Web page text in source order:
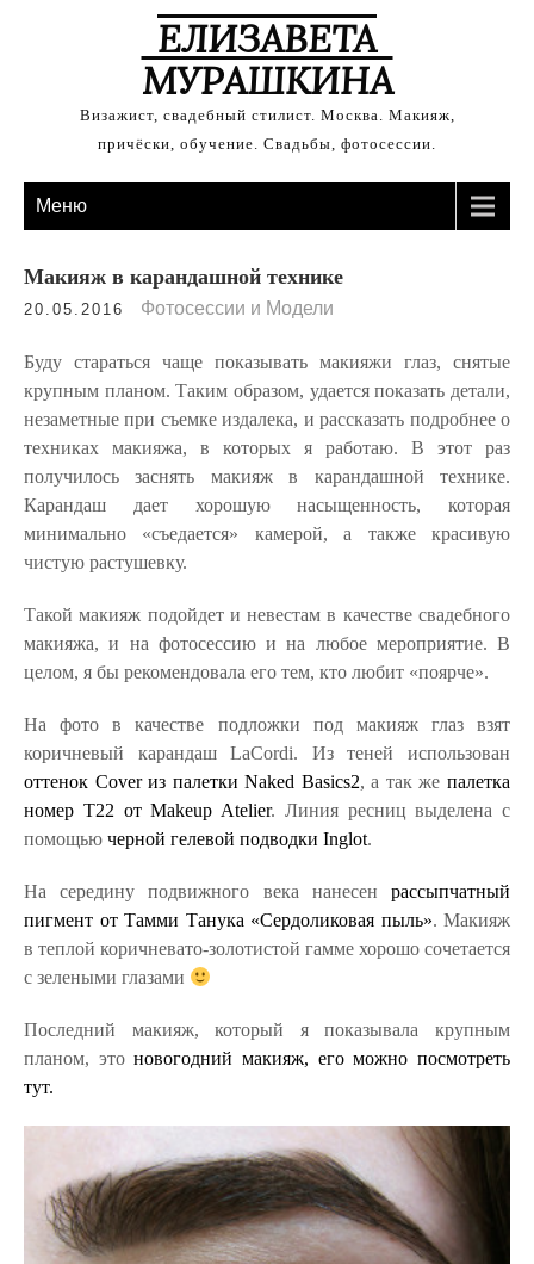
ЕЛИЗАВЕТА
МУРАШКИНА
Визажист, свадебный стилист. Москва. Макияж,
причёски, обучение. Свадьбы, фотосессии.
Меню
Макияж в карандашной технике
20.05.2016 Фотосессии и Модели
Буду стараться чаще показывать макияжи глаз, снятые
крупным планом. Таким образом, удается показать детали,
незаметные при съемке издалека, и рассказать подробнее о
техниках макияжа, в которых я работаю. В этот раз
получилось заснять макияж в карандашной технике.
Карандаш дает хорошую насыщенность, которая
минимально «съедается» камерой, а также красивую
чистую растушевку.
Такой макияж подойдет и невестам в качестве свадебного
макияжа, и на фотосессию и на любое мероприятие. В
целом, я бы рекомендовала его тем, кто любит «поярче».
На фото в качестве подложки под макияж глаз взят
коричневый карандаш LaCordi. Из теней использован
оттенок Cover из палетки Naked Basics2, а так жепалетка
номер Т22 от Makeup Atelier. Линия ресниц выделена с
помощью черной гелевой подводки Inglot.
На середину подвижного века нанесен рассыпчатный
пигмент от Тамми Танука «Сердоликовая пыль». Макияж
в теплой коричневато-золотистой гамме хорошо сочетается
с зелеными глазами
Последний макияж, который я показывала крупным
планом, этоновогодний макияж, его можно посмотреть
тут.